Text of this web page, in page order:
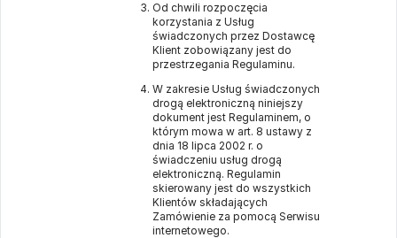
Od chwili rozpoczęcia
korzystania z Usług
świadczonych przez Dostawcę
Klient zobowiązany jest do
przestrzegania Regulaminu.
W zakresie Usług świadczonych
drogą elektroniczną niniejszy
dokument jest Regulaminem, o
którym mowa w art. 8 ustawy z
dnia 18 lipca 2002 r. o
świadczeniu usług drogą
elektroniczną. Regulamin
skierowany jest do wszystkich
Klientów składających
Zamówienie za pomocą Serwisu
internetowego.